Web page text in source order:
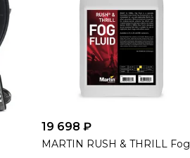
19 698 ₽
MARTIN RUSH & THRILL Fog